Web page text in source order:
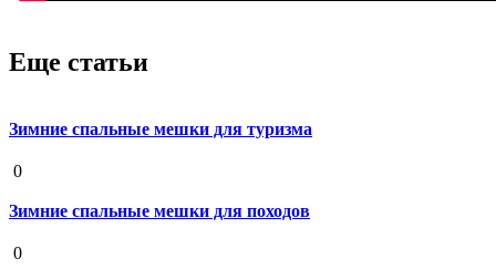
Еще статьи
Зимние спальные мешки для туризма
0
Зимние спальные мешки для походов
0